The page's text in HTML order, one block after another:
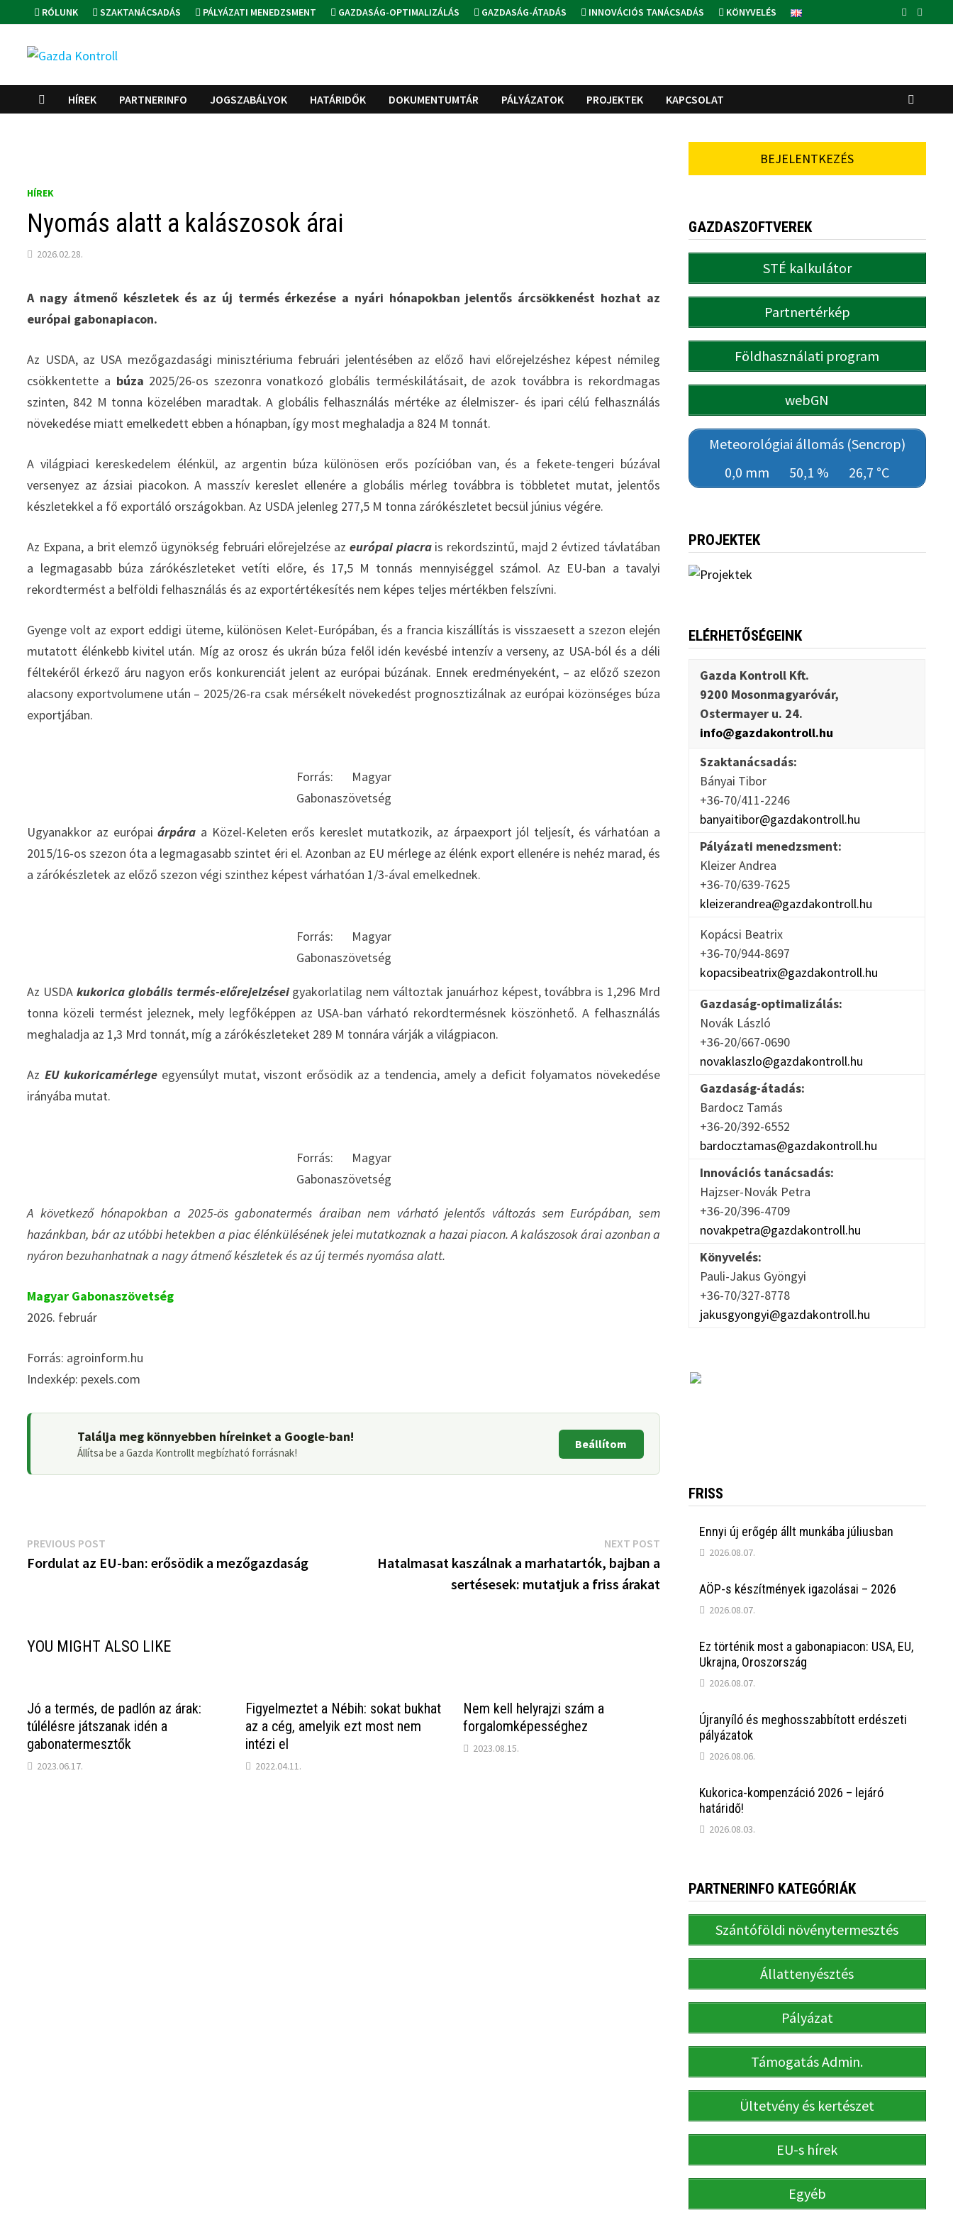
to
content
RÓLUNK SZAKTANÁCSADÁS PÁLYÁZATI MENEDZSMENT GAZDASÁG-OPTIMALIZÁLÁS GAZDASÁG-ÁTADÁS INNOVÁCIÓS TANÁCSADÁS KÖNYVELÉS
HÍREK PARTNERINFO JOGSZABÁLYOK HATÁRIDŐK DOKUMENTUMTÁR PÁLYÁZATOK PROJEKTEK KAPCSOLAT
HÍREK
Nyomás alatt a kalászosok árai
2026.02.28.
A nagy átmenő készletek és az új termés érkezése a nyári hónapokban jelentős árcsökkenést hozhat az
európai gabonapiacon.
Az USDA, az USA mezőgazdasági minisztériuma februári jelentésében az előző havi előrejelzéshez képest némileg
csökkentette a búza 2025/26-os szezonra vonatkozó globális terméskilátásait, de azok továbbra is rekordmagas
szinten, 842 M tonna közelében maradtak. A globális felhasználás mértéke az élelmiszer- és ipari célú felhasználás
növekedése miatt emelkedett ebben a hónapban, így most meghaladja a 824 M tonnát.
A világpiaci kereskedelem élénkül, az argentin búza különösen erős pozícióban van, és a fekete-tengeri búzával
versenyez az ázsiai piacokon. A masszív kereslet ellenére a globális mérleg továbbra is többletet mutat, jelentős
készletekkel a fő exportáló országokban. Az USDA jelenleg 277,5 M tonna zárókészletet becsül június végére.
Az Expana, a brit elemző ügynökség februári előrejelzése az európai piacrais rekordszintű, majd 2 évtized távlatában
a legmagasabb búza zárókészleteket vetíti előre, és 17,5 M tonnás mennyiséggel számol. Az EU-ban a tavalyi
rekordtermést a belföldi felhasználás és az exportértékesítés nem képes teljes mértékben felszívni.
Gyenge volt az export eddigi üteme, különösen Kelet-Európában, és a francia kiszállítás is visszaesett a szezon elején
mutatott élénkebb kivitel után. Míg az orosz és ukrán búza felől idén kevésbé intenzív a verseny, az USA-ból és a déli
féltekéről érkező áru nagyon erős konkurenciát jelent az európai búzának. Ennek eredményeként, – az előző szezon
alacsony exportvolumene után – 2025/26-ra csak mérsékelt növekedést prognosztizálnak az európai közönséges búza
exportjában.
Forrás: Magyar
Gabonaszövetség
Ugyanakkor az európaiárpára a Közel-Keleten erős kereslet mutatkozik, az árpaexport jól teljesít, és várhatóan a
2015/16-os szezon óta a legmagasabb szintet éri el. Azonban az EU mérlege az élénk export ellenére is nehéz marad, és
a zárókészletek az előző szezon végi szinthez képest várhatóan 1/3-ával emelkednek.
Forrás: Magyar
Gabonaszövetség
Az USDA kukorica globális termés-előrejelzéseigyakorlatilag nem változtak januárhoz képest, továbbra is 1,296 Mrd
tonna közeli termést jeleznek, mely legfőképpen az USA-ban várható rekordtermésnek köszönhető. A felhasználás
meghaladja az 1,3 Mrd tonnát, míg a zárókészleteket 289 M tonnára várják a világpiacon.
Az EU kukoricamérlege egyensúlyt mutat, viszont erősödik az a tendencia, amely a deficit folyamatos növekedése
irányába mutat.
Forrás: Magyar
Gabonaszövetség
A következő hónapokban a 2025-ös gabonatermés áraiban nem várható jelentős változás sem Európában, sem
hazánkban, bár az utóbbi hetekben a piac élénkülésének jelei mutatkoznak a hazai piacon. A kalászosok árai azonban a
nyáron bezuhanhatnak a nagy átmenő készletek és az új termés nyomása alatt.
Magyar Gabonaszövetség
2026. február
Forrás: agroinform.hu
Indexkép: pexels.com
Találja meg könnyebben híreinket a Google-ban!
Állítsa be a Gazda Kontrollt megbízható forrásnak!
Beállítom
Bejegyzés
navigáció
PREVIOUS POST
post:
Fordulat az EU-ban: erősödik a mezőgazdaság
NEXT POSTNext
post:
Hatalmasat kaszálnak a marhatartók, bajban a
sertésesek: mutatjuk a friss árakat
YOU MIGHT ALSO LIKE
Jó a termés, de padlón az árak:
túlélésre játszanak idén a
gabonatermesztők
2023.06.17.
Figyelmeztet a Nébih: sokat bukhat
az a cég, amelyik ezt most nem
intézi el
2022.04.11.
Nem kell helyrajzi szám a
forgalomképességhez
2023.08.15.
BEJELENTKEZÉS
GAZDASZOFTVEREK
STÉ kalkulátor
Partnertérkép
Földhasználati program
webGN
Meteorológiai állomás (Sencrop)
0,0 mm
50,1 % 26,7 °C
PROJEKTEK
ELÉRHETŐSÉGEINK
Gazda Kontroll Kft.
9200 Mosonmagyaróvár,
Ostermayer u. 24.
info@gazdakontroll.hu
Szaktanácsadás:
Bányai Tibor
+36-70/411-2246
banyaitibor@gazdakontroll.hu
Pályázati menedzsment:
Kleizer Andrea
+36-70/639-7625
kleizerandrea@gazdakontroll.hu
Kopácsi Beatrix
+36-70/944-8697
kopacsibeatrix@gazdakontroll.hu
Gazdaság-optimalizálás:
Novák László
+36-20/667-0690
novaklaszlo@gazdakontroll.hu
Gazdaság-átadás:
Bardocz Tamás
+36-20/392-6552
bardocztamas@gazdakontroll.hu
Innovációs tanácsadás:
Hajzser-Novák Petra
+36-20/396-4709
novakpetra@gazdakontroll.hu
Könyvelés:
Pauli-Jakus Gyöngyi
+36-70/327-8778
jakusgyongyi@gazdakontroll.hu
FRISS
Ennyi új erőgép állt munkába júliusban
2026.08.07.
AÖP-s készítmények igazolásai – 2026
2026.08.07.
Ez történik most a gabonapiacon: USA, EU,
Ukrajna, Oroszország
2026.08.07.
Újranyíló és meghosszabbított erdészeti
pályázatok
2026.08.06.
Kukorica-kompenzáció 2026 – lejáró
határidő!
2026.08.03.
PARTNERINFO KATEGÓRIÁK
Szántóföldi növénytermesztés
Állattenyésztés
Pályázat
Támogatás Admin.
Ültetvény és kertészet
EU-s hírek
Egyéb